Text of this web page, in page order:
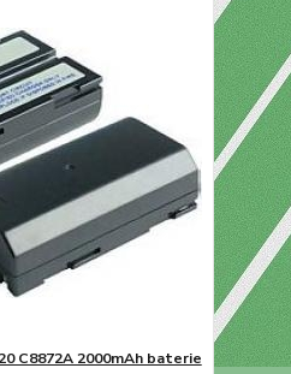
C8872A 2000mAh baterie